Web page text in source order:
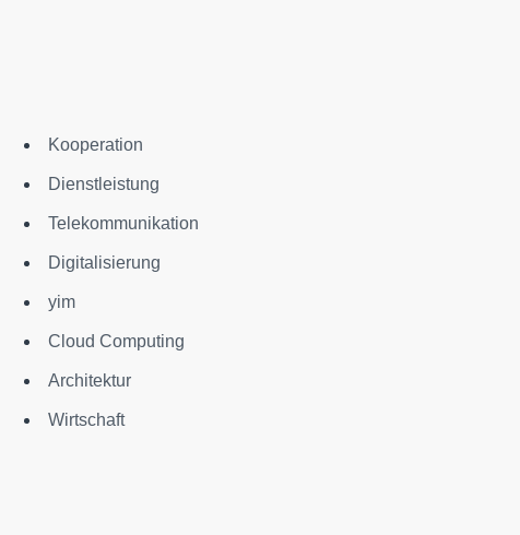
Kooperation
Dienstleistung
Telekommunikation
Digitalisierung
yim
Cloud Computing
Architektur
Wirtschaft